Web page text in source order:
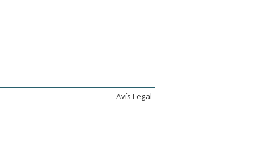
Avís Legal